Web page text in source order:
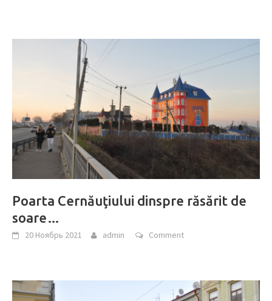
Poarta Cernăuţiului dinspre răsărit de
soare…
20 Ноябрь 2021 admin Comment